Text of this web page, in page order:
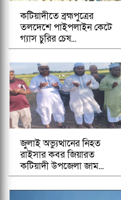
কটিয়াদীতে ব্রহ্মপুত্রের
তলদেশে পাইপলাইন কেটে
গ্যাস চুরির চেষ...
জুলাই অভ্যুত্থানের নিহত
রাইসার কবর জিয়ারত
কটিয়াদী উপজেলা জাম...